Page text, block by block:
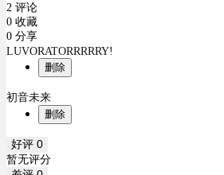
2 评论
0 收藏
0 分享
LUVORATORRRRRY!
删除
初音未来
删除
好评 0
暂无评分